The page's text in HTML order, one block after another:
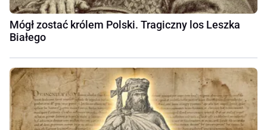
Mógł zostać królem Polski. Tragiczny los Leszka
Białego